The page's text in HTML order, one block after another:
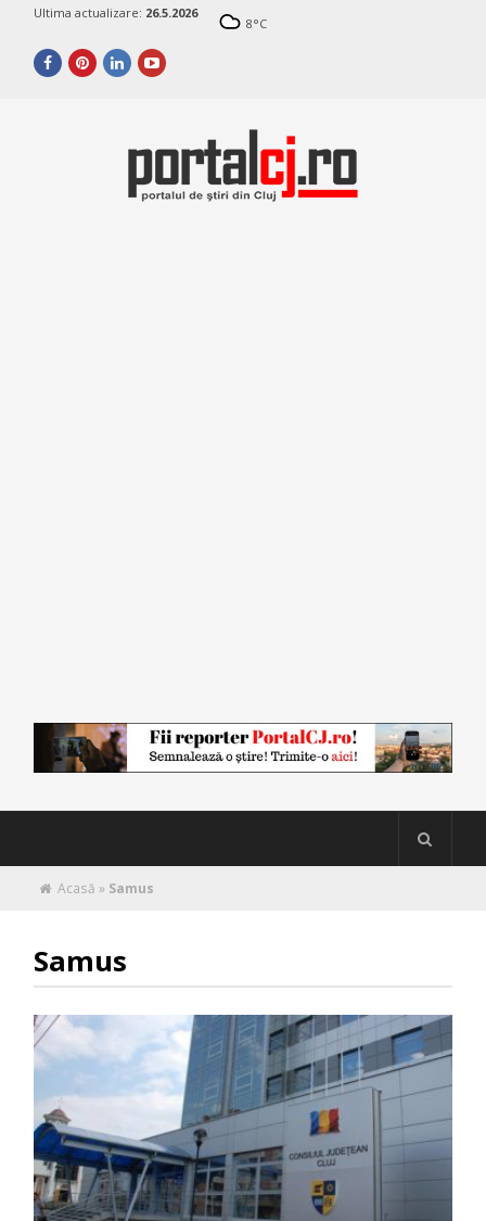
Ultima actualizare: 26.5.2026
8°C
Acasă » Samus
Samus